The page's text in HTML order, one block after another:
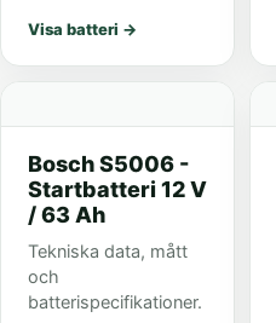
Visa batteri →
Bosch S5006 -
Startbatteri 12 V
/ 63 Ah
Tekniska data, mått
och
batterispecifikationer.